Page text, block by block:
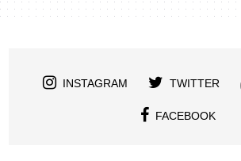
INSTAGRAM TWITTER
FACEBOOK